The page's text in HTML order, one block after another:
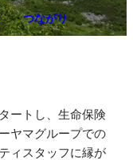
つながり
ートし、生命保険
ヤマグループでの
ィスタッフに縁が